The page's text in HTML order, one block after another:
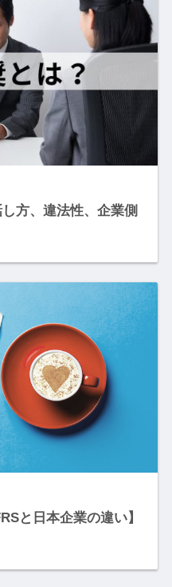
方、違法性、企業側
と日本企業の違い】